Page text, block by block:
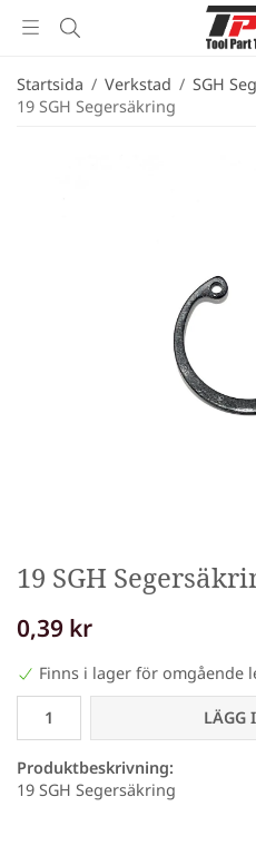
Startsida / Verkstad / SGH
19 SGH Segersäkring
19 SGH
0,39 kr
Finns i lager för omgående
LÄGG
Produktbeskrivning:
19 SGH Segersäkring